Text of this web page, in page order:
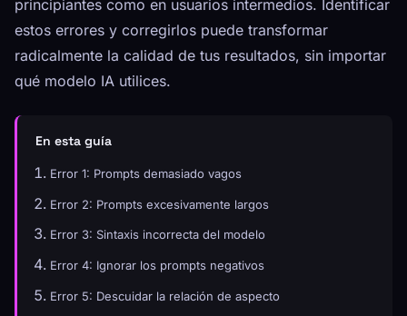
principiantes como en usuarios intermedios. Identificar
estos errores y corregirlos puede transformar
radicalmente la calidad de tus resultados, sin importar
qué modelo IA utilices.
En esta guía
Error 1: Prompts demasiado vagos
Error 2: Prompts excesivamente largos
Error 3: Sintaxis incorrecta del modelo
Error 4: Ignorar los prompts negativos
Error 5: Descuidar la relación de aspecto